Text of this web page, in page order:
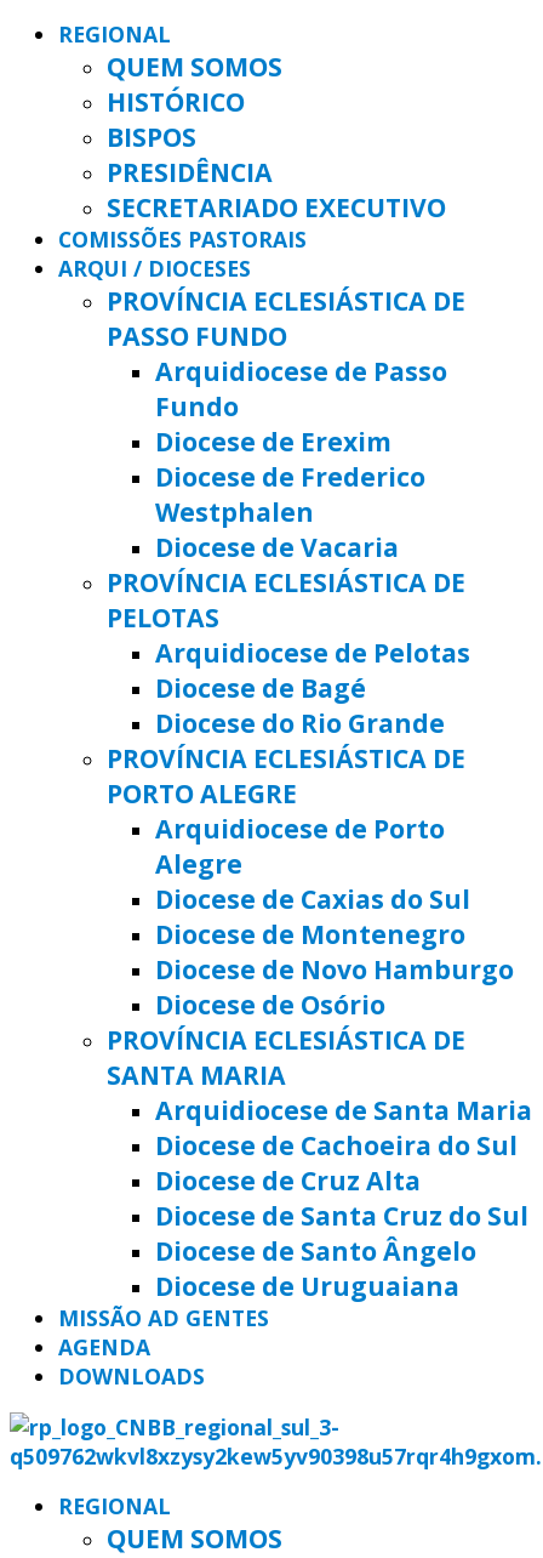
REGIONAL
QUEM SOMOS
HISTÓRICO
BISPOS
PRESIDÊNCIA
SECRETARIADO EXECUTIVO
COMISSÕES PASTORAIS
ARQUI / DIOCESES
PROVÍNCIA ECLESIÁSTICA DE
PASSO FUNDO
Arquidiocese de Passo
Fundo
Diocese de Erexim
Diocese de Frederico
Westphalen
Diocese de Vacaria
PROVÍNCIA ECLESIÁSTICA DE
PELOTAS
Arquidiocese de Pelotas
Diocese de Bagé
Diocese do Rio Grande
PROVÍNCIA ECLESIÁSTICA DE
PORTO ALEGRE
Arquidiocese de Porto
Alegre
Diocese de Caxias do Sul
Diocese de Montenegro
Diocese de Novo Hamburgo
Diocese de Osório
PROVÍNCIA ECLESIÁSTICA DE
SANTA MARIA
Arquidiocese de Santa Maria
Diocese de Cachoeira do Sul
Diocese de Cruz Alta
Diocese de Santa Cruz do Sul
Diocese de Santo Ângelo
Diocese de Uruguaiana
MISSÃO AD GENTES
AGENDA
DOWNLOADS
REGIONAL
QUEM SOMOS